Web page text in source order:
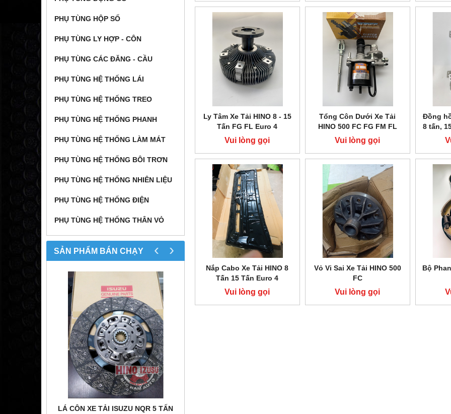
PHỤ TÙNG HỘP SỐ
PHỤ TÙNG LY HỢP - CÔN
PHỤ TÙNG CÁC ĐĂNG - CẦU
PHỤ TÙNG HỆ THỐNG LÁI
PHỤ TÙNG HỆ THỐNG TREO
PHỤ TÙNG HỆ THỐNG PHANH
PHỤ TÙNG HỆ THỐNG LÀM MÁT
PHỤ TÙNG HỆ THỐNG BÔI TRƠN
PHỤ TÙNG HỆ THỐNG NHIÊN LIỆU
PHỤ TÙNG HỆ THỐNG ĐIỆN
PHỤ TÙNG HỆ THỐNG THÂN VỎ
SẢN PHẨM BÁN CHẠY
LÁ CÔN XE TẢI ISUZU NQR 5 TẤN
‹ ›
Ly Tâm Xe Tải HINO 8 - 15
Tấn FG FL Euro 4
Vui lòng gọi
Tổng Côn Dưới Xe Tải
HINO 500 FC FG FM FL
Vui lòng gọi
Đồng
8 tấn,
Nắp Cabo Xe Tải HINO 8
Tấn 15 Tấn Euro 4
Vui lòng gọi
Vỏ Vi Sai Xe Tải HINO 500
FC
Vui lòng gọi
Bộ